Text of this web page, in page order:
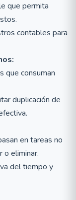
que permita
contables para
que consuman
duplicación de
en tareas no
o eliminar.
del tiempo y